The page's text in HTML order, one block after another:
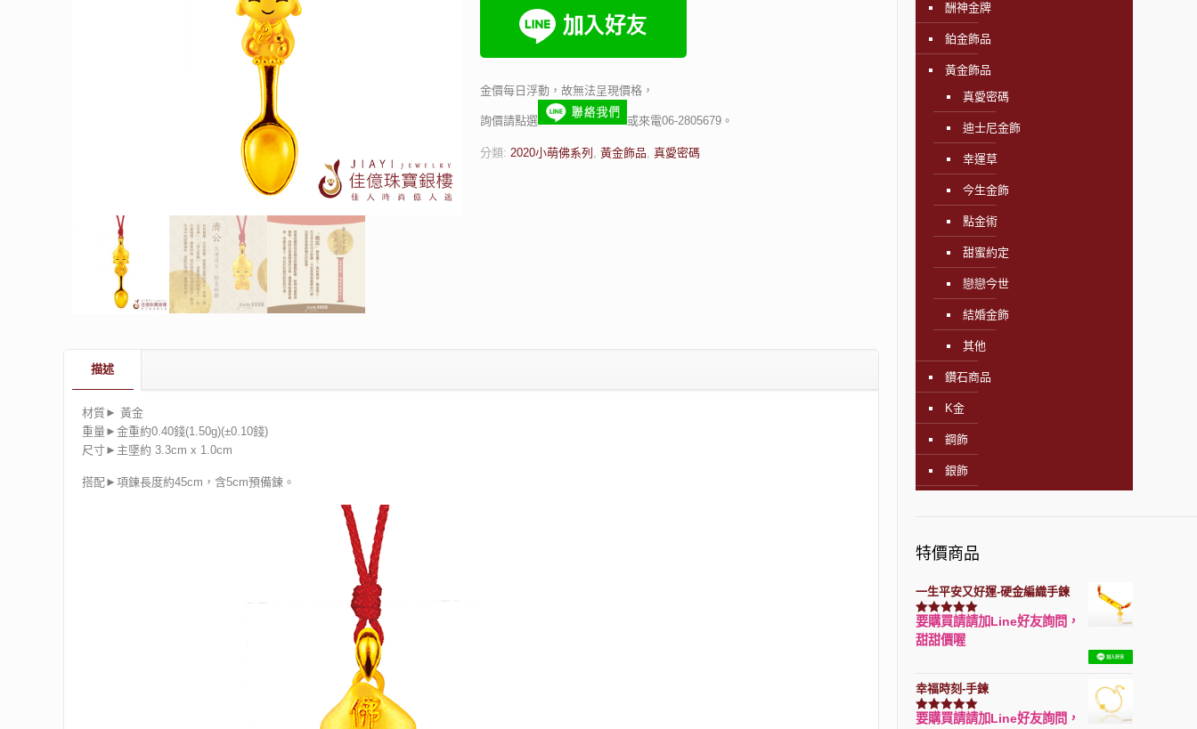
金價每日浮動，故無法呈現價格，
詢價請點選 或來電06-2805679。
分類: 2020小萌佛系列 , 黃金飾品, 真愛密碼
描述
材質► 黃金
重量►金重約0.40錢(1.50g)(±0.10錢)
尺寸►主墜約 3.3cm x 1.0cm
搭配►項鍊長度約45cm，含5cm預備鍊。
酬神金牌
鉑金飾品
黃金飾品
真愛密碼
迪士尼金飾
幸運草
今生金飾
點金術
甜蜜約定
戀戀今世
結婚金飾
其他
鑽石商品
K金
鋼飾
銀飾
特價商品
一生平安又好運-硬金編織手鍊
評分7740滿分 5
要購買請請加Line好友詢問，
甜甜價喔
幸福時刻-手鍊
評分3150滿分 5
要購買請請加Line好友詢問，